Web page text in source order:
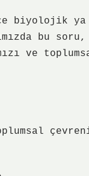
biyolojik ya
bu soru,
ve